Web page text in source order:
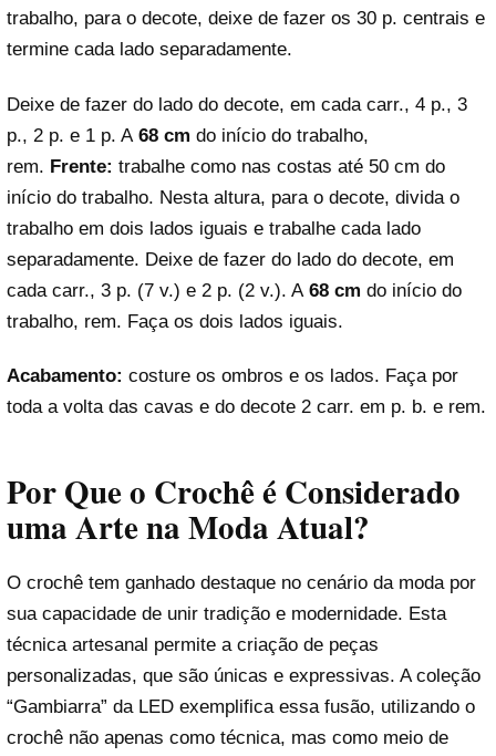
trabalho, para o decote, deixe de fazer os 30 p. centrais e
termine cada lado separadamente.
Deixe de fazer do lado do decote, em cada carr., 4 p., 3
p., 2 p. e 1 p. A 68 cm do início do trabalho,
rem. Frente: trabalhe como nas costas até 50 cm do
início do trabalho. Nesta altura, para o decote, divida o
trabalho em dois lados iguais e trabalhe cada lado
separadamente. Deixe de fazer do lado do decote, em
cada carr., 3 p. (7 v.) e 2 p. (2 v.). A 68 cm do início do
trabalho, rem. Faça os dois lados iguais.
Acabamento: costure os ombros e os lados. Faça por
toda a volta das cavas e do decote 2 carr. em p. b. e rem.
Por Que o Crochê é Considerado
uma Arte na Moda Atual?
O crochê tem ganhado destaque no cenário da moda por
sua capacidade de unir tradição e modernidade. Esta
técnica artesanal permite a criação de peças
personalizadas, que são únicas e expressivas. A coleção
“Gambiarra” da LED exemplifica essa fusão, utilizando o
crochê não apenas como técnica, mas como meio de